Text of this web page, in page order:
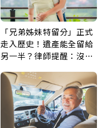
「兄弟姊妹特留分」正式
走入歷史！遺產能全留給
另一半？律師提醒：沒做